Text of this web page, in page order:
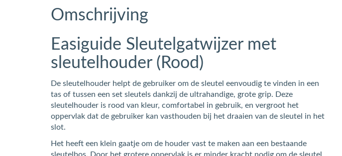
Omschrijving
Easiguide Sleutelgatwijzer met
sleutelhouder (Rood)
De sleutelhouder helpt de gebruiker om de sleutel eenvoudig te vinden in een
tas of tussen een set sleutels dankzij de ultrahandige, grote grip. Deze
sleutelhouder is rood van kleur, comfortabel in gebruik, en vergroot het
oppervlak dat de gebruiker kan vasthouden bij het draaien van de sleutel in het
slot.
Het heeft een klein gaatje om de houder vast te maken aan een bestaande